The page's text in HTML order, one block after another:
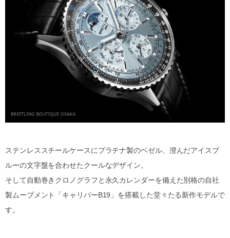
ステンレススチールケースにプラチナ製のベゼル、澄んだアイスブ
ルーの文字盤を合わせたクールなデザイン。
そして自動巻きクロノグラフと永久カレンダーを備えた別格の自社
製ムーブメント「キャリバーB19」を搭載した堂々たる新作モデルで
す。